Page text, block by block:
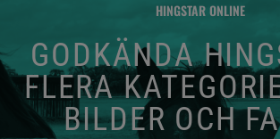
HINGSTAR ONLINE
GODKÄNDA
FLERA
BILDER OCH